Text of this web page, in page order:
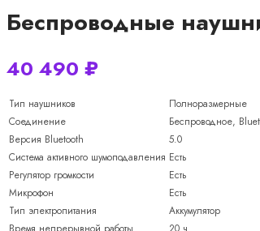
Беспроводные
40 490 ₽
Тип наушников
Полноразмерные
Соединение
Беспроводное,
Версия Bluetooth
5.0
Система активного шумоподавления Есть
Регулятор громкости
Есть
Микрофон
Есть
Тип электропитания
Аккумулятор